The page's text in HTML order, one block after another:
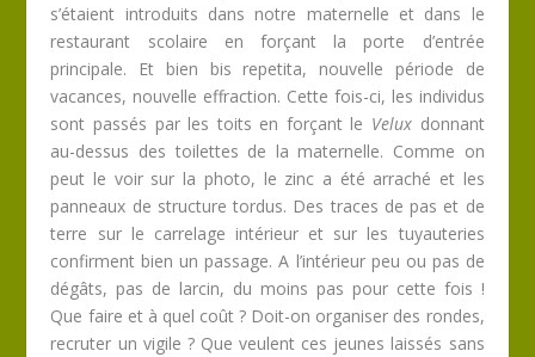
s’étaient introduits dans notre maternelle et dans le
restaurant scolaire en forçant la porte d’entrée
principale. Et bien bis repetita, nouvelle période de
vacances, nouvelle effraction. Cette fois-ci, les individus
sont passés par les toits en forçant le Velux donnant
au-dessus des toilettes de la maternelle. Comme on
peut le voir sur la photo, le zinc a été arraché et les
panneaux de structure tordus. Des traces de pas et de
terre sur le carrelage intérieur et sur les tuyauteries
confirment bien un passage. A l’intérieur peu ou pas de
dégâts, pas de larcin, du moins pas pour cette fois !
Que faire et à quel coût ? Doit-on organiser des rondes,
recruter un vigile ? Que veulent ces jeunes laissés sans